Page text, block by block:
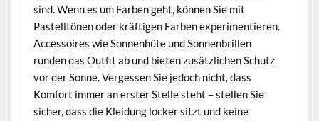
sind. Wenn es um Farben geht, können Sie mit
Pastelltönen oder kräftigen Farben experimentieren.
Accessoires wie Sonnenhüte und Sonnenbrillen
runden das Outfit ab und bieten zusätzlichen Schutz
vor der Sonne. Vergessen Sie jedoch nicht, dass
Komfort immer an erster Stelle steht – stellen Sie
sicher, dass die Kleidung locker sitzt und keine